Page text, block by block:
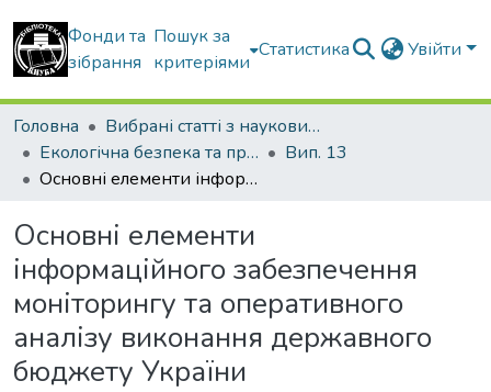
Фонди та
зібрання
Пошук за
критеріями
Статистика Увійти
Головна
Вибрані статті з наукових збірників КНУБА
Екологічна безпека та природокористування
Вип. 13
Основні елементи інформаційного забезпечення моніторингу та оперативного аналізу виконання державного бюджету України
Основні елементи
інформаційного забезпечення
моніторингу та оперативного
аналізу виконання державного
бюджету України